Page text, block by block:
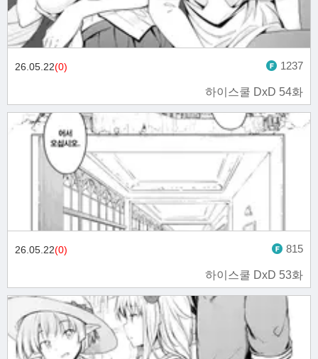
하이스쿨 DxD 54화
26.05.22(0) 1237
하이스쿨 DxD 53화
26.05.22(0) 815